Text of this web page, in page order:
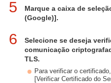
5
Marque a caixa de
(Google)].
6
Selecione se deseja
comunicação
TLS.
Para verificar o
[Verificar Certificado do